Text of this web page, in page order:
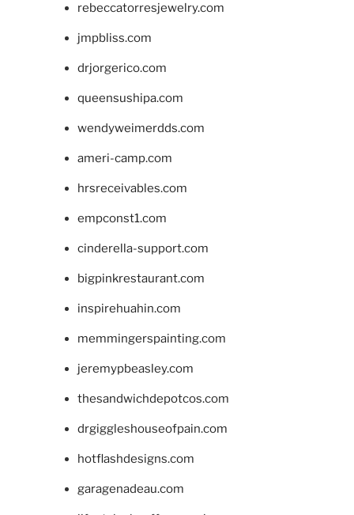
rebeccatorresjewelry.com
jmpbliss.com
drjorgerico.com
queensushipa.com
wendyweimerdds.com
ameri-camp.com
hrsreceivables.com
empconst1.com
cinderella-support.com
bigpinkrestaurant.com
inspirehuahin.com
memmingerspainting.com
jeremypbeasley.com
thesandwichdepotcos.com
drgiggleshouseofpain.com
hotflashdesigns.com
garagenadeau.com